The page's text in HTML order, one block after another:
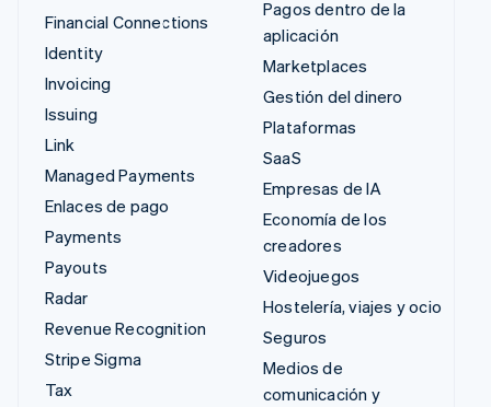
Financial Connections
Identity
Invoicing
Issuing
Link
Managed Payments
Enlaces de pago
Payments
Payouts
Radar
Revenue Recognition
Stripe Sigma
Tax
Pagos dentro de la
aplicación
Marketplaces
Gestión del dinero
Plataformas
SaaS
Empresas de IA
Economía de los
creadores
Videojuegos
Hostelería, viajes y ocio
Seguros
Medios de
comunicación y